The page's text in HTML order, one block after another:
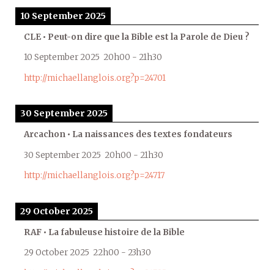
10 September 2025
CLE • Peut-on dire que la Bible est la Parole de Dieu ?
10 September 2025 20h00 - 21h30
http://michaellanglois.org?p=24701
30 September 2025
Arcachon • La naissances des textes fondateurs
30 September 2025 20h00 - 21h30
http://michaellanglois.org?p=24717
29 October 2025
RAF • La fabuleuse histoire de la Bible
29 October 2025 22h00 - 23h30